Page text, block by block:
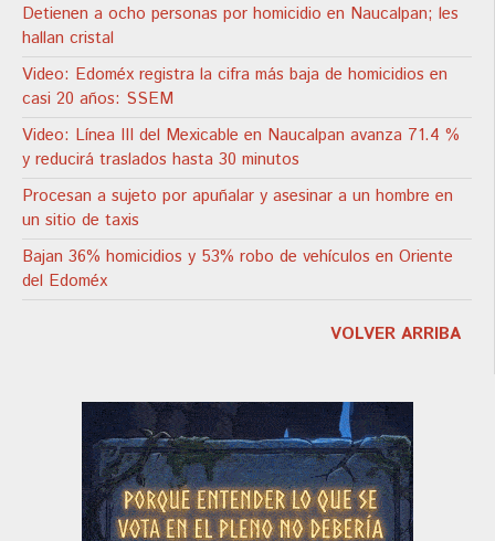
Detienen a ocho personas por homicidio en Naucalpan; les
hallan cristal
Video: Edoméx registra la cifra más baja de homicidios en
casi 20 años: SSEM
Video: Línea III del Mexicable en Naucalpan avanza 71.4 %
y reducirá traslados hasta 30 minutos
Procesan a sujeto por apuñalar y asesinar a un hombre en
un sitio de taxis
Bajan 36% homicidios y 53% robo de vehículos en Oriente
del Edoméx
VOLVER ARRIBA